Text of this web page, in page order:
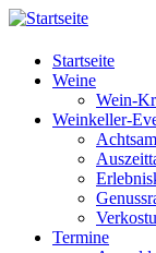
Startseite
Weine
Wein-
Weinkeller-
Termine